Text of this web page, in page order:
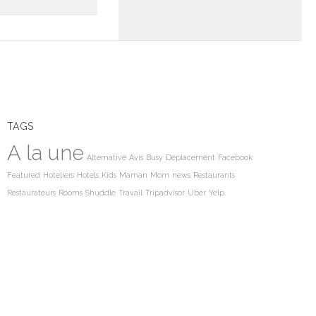
TAGS
A la une Alternative Avis Busy Deplacement Facebook
Featured Hoteliers Hotels Kids Maman Mom news Restaurants
Restaurateurs Rooms Shuddle Travail Tripadvisor Uber Yelp